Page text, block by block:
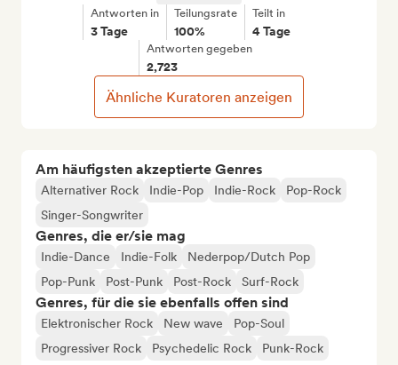
Am häufigsten akzeptierte Genres
Alternativer Rock Indie-Pop Indie-Rock
Pop-Rock
Singer-Songwriter
Genres, die er/sie mag
Indie-Dance Indie-Folk
Nederpop/Dutch Pop
Pop-Punk
Post-Punk Post-Rock Surf-Rock
Genres, für die sie ebenfalls offen sind
Elektronischer Rock New wave
Pop-Soul
Progressiver Rock
Psychedelic Rock
Punk-Rock
Antworten in
3 Tage
Teilungsrate
100%
Teilt in
4 Tage
Antworten gegeben
2,723
Ähnliche Kuratoren anzeigen